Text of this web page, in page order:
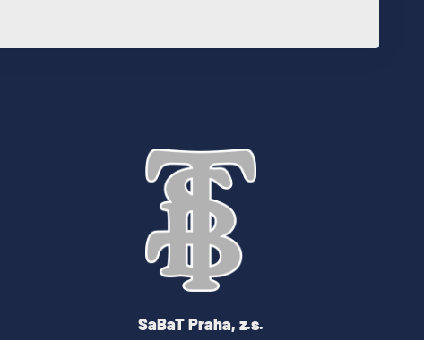
SaBaT Praha, z.s.